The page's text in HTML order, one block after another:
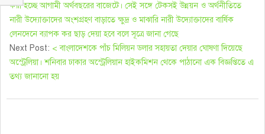
করা হচ্ছে আগামী অর্থবছরের বাজেটে। সেই সঙ্গে টেকসই উন্নয়ন ও অর্থনীতিতে
নারী উদ্যোক্তাদের অংশগ্রহণ বাড়াতে ক্ষুদ্র ও মাঝারি নারী উদ্যোক্তাদের বার্ষিক
লেনদেনে ব্যাপক কর ছাড় দেয়া হবে বলে সূত্রে জানা গেছে
Next Post: < বাংলাদেশকে পাঁচ মিলিয়ন ডলার সহায়তা দেয়ার ঘোষণা দিয়েছে
অস্ট্রেলিয়া। শনিবার ঢাকার অস্ট্রেলিয়ান হাইকমিশন থেকে পাঠানো এক বিজ্ঞপ্তিতে এ
তথ্য জানানো হয়